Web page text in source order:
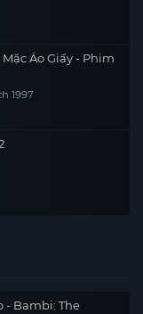
Áo Giấy - Phim
1997
- Bambi: The